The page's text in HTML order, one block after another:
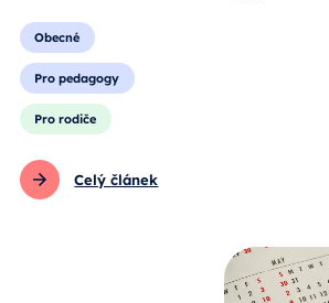
Obecné
Pro pedagogy
Pro rodiče
Celý článek